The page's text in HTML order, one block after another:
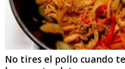
No tires el pollo cuando